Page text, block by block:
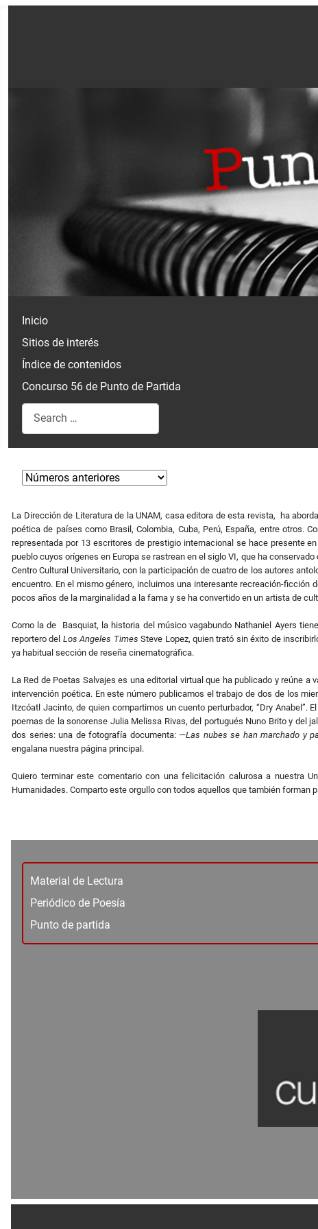
Inicio
Sitios de interés
Índice de contenidos
Concurso 56 de Punto de Partida
Search
Material de Lectura
Periódico de Poesía
Punto de partida
La Dirección de Literatura de la UNAM, casa editora de esta revista, ha
poética de países como Brasil, Colombia, Cuba, Perú, España, entre otros.
representada por 13 escritores de prestigio internacional se hace presente
pueblo cuyos orígenes en Europa se rastrean en el siglo VI, que ha
Centro Cultural Universitario, con la participación de cuatro de los autores
encuentro. En el mismo género, incluimos una interesante recreación-
pocos años de la marginalidad a la fama y se ha convertido en un artista de
Como la de Basquiat, la historia del músico vagabundo Nathaniel Ayers
reportero del Los Angeles Times Steve Lopez, quien trató sin éxito de
ya habitual sección de reseña cinematográfica.
La Red de Poetas Salvajes es una editorial virtual que ha publicado y reúne
intervención poética. En este número publicamos el trabajo de dos de los
Itzcóatl Jacinto, de quien compartimos un cuento perturbador, “Dry
poemas de la sonorense Julia Melissa Rivas, del portugués Nuno Brito y del
dos series: una de fotografía documenta: —Las nubes se han marchado y
engalana nuestra página principal.
Quiero terminar este comentario con una felicitación calurosa a nuestra
Humanidades. Comparto este orgullo con todos aquellos que también forman